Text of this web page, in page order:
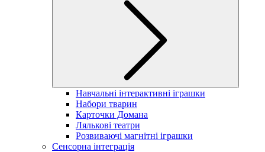
Навчальні інтерактивні іграшки
Набори тварин
Карточки Домана
Лялькові театри
Розвиваючі магнітні іграшки
Сенсорна інтеграція